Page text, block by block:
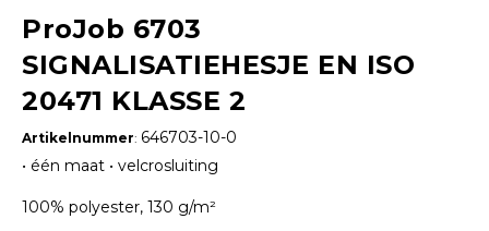
ProJob 6703
SIGNALISATIEHESJE EN ISO
20471 KLASSE 2
Artikelnummer: 646703-10-0
• één maat • velcrosluiting
100% polyester, 130 g/m²